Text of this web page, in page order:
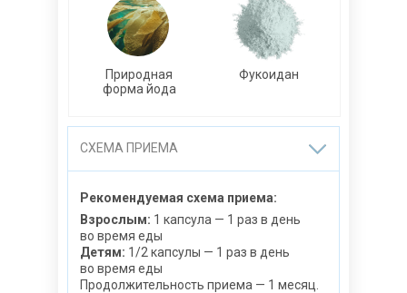
Фукоидан
Природная
форма йода
СХЕМА ПРИЕМА
Рекомендуемая схема приема:
Взрослым: 1 капсула — 1 раз в день
во время еды
Детям: 1/2 капсулы — 1 раз в день
во время еды
Продолжительность приема — 1 месяц.